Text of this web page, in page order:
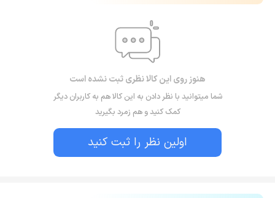
هنوز روی این کالا نظری ثبت نشده است
شما میتوانید با نظر دادن به این کالا هم به کاربران دیگر
کمک کنید و هم زمرد بگیرید
اولین نظر را ثبت کنید